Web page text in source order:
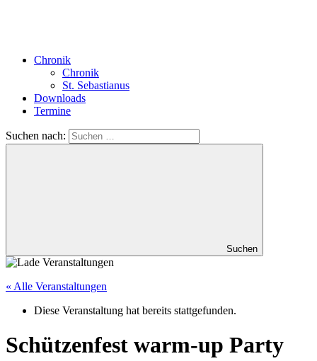
Chronik
Chronik
St. Sebastianus
Downloads
Termine
Suchen nach:
Suchen
« Alle Veranstaltungen
Diese Veranstaltung hat bereits stattgefunden.
Schützenfest warm-up Party